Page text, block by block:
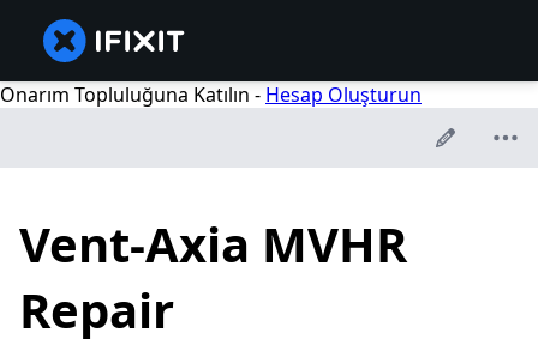
Onarım Topluluğuna Katılın - Hesap Oluşturun
Vent-Axia MVHR
Repair